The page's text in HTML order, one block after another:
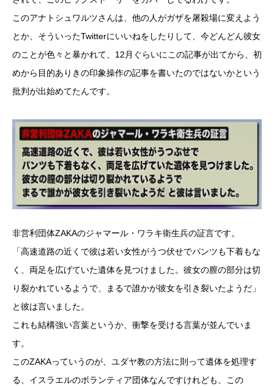
このアナトシュワルツさんは、他の人がガザを屠殺場に変えよう
とか、そういったTwitterにいいねをしたりして、今どんどん彼女
のことが色々と暴かれて、12月ぐらいにこの記事が出てから、初
めから目的ありきの印象操作の記事を書いたのではないかという
批判が出始めてたんです。
非営利団体ZAKAのジャマール・ワラキ衛生兵の証言です。
「高速道路の近くで彼は若い女性がうつ伏せでパンツも下着もな
く、両足を広げていた遺体を見つけました。彼女の膣の部分は切
り裂かれているようで、まるで誰かが彼女を引き裂いたようだ」
と彼は言いました。
これも結構強い言葉というか、衝撃を受ける言葉が並んでいま
す。
このZAKAっていうのが、ユダヤ教の方法に則って遺体を処理す
る、イスラエルのボランティア団体なんですけれども、この